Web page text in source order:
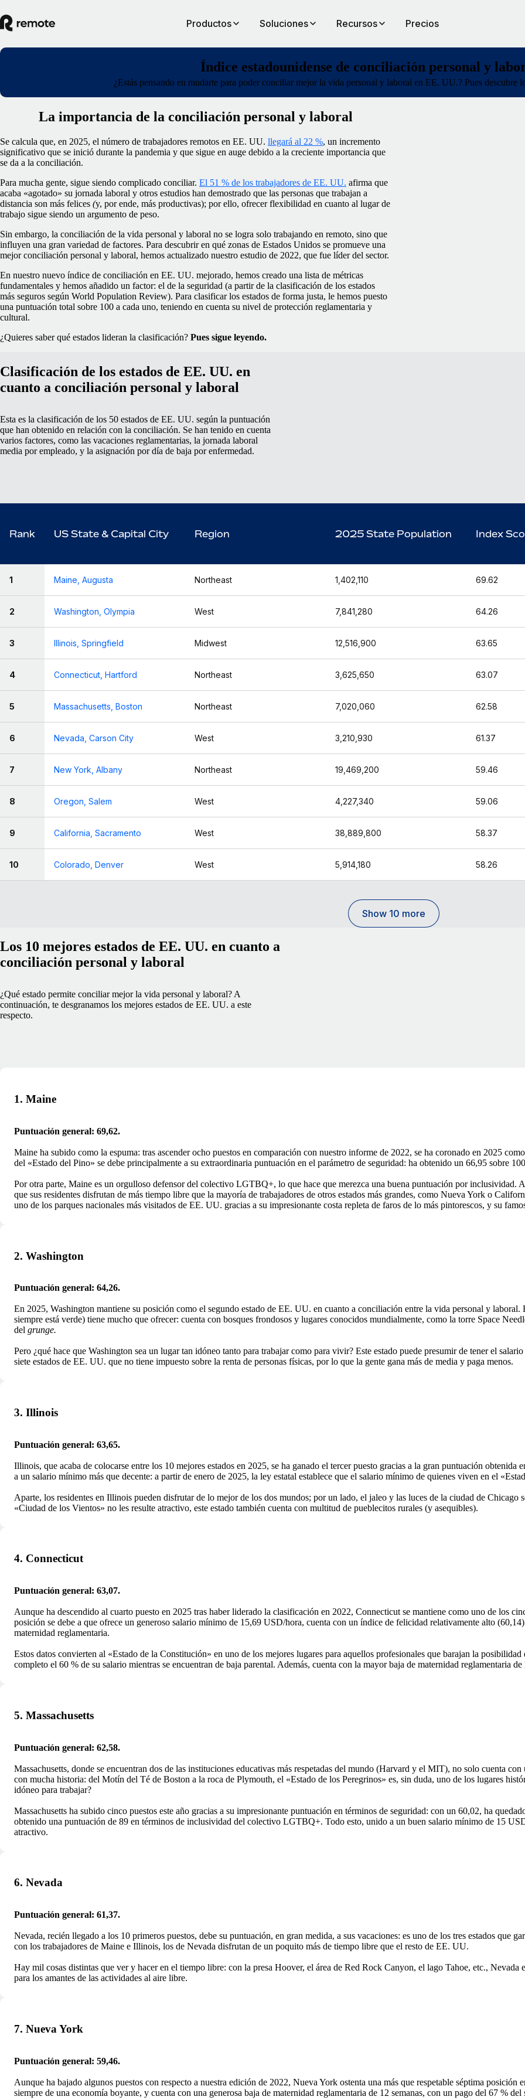
Productos Soluciones Recursos Precios
Índice estadounidense de conciliación personal y
¿Estás pensando en mudarte para poder conciliar mejor la vida personal y laboral en EE. UU.? Pues descubre
La importancia de la conciliación personal y laboral
Se calcula que, en 2025, el número de trabajadores remotos en EE. UU. llegará al 22 %, un incremento
significativo que se inició durante la pandemia y que sigue en auge debido a la creciente importancia que
se da a la conciliación.
Para mucha gente, sigue siendo complicado conciliar. El 51 % de los trabajadores de EE. UU. afirma que
acaba «agotado» su jornada laboral y otros estudios han demostrado que las personas que trabajan a
distancia son más felices (y, por ende, más productivas); por ello, ofrecer flexibilidad en cuanto al lugar de
trabajo sigue siendo un argumento de peso.
Sin embargo, la conciliación de la vida personal y laboral no se logra solo trabajando en remoto, sino que
influyen una gran variedad de factores. Para descubrir en qué zonas de Estados Unidos se promueve una
mejor conciliación personal y laboral, hemos actualizado nuestro estudio de 2022, que fue líder del sector.
En nuestro nuevo índice de conciliación en EE. UU. mejorado, hemos creado una lista de métricas
fundamentales y hemos añadido un factor: el de la seguridad (a partir de la clasificación de los estados
más seguros según World Population Review). Para clasificar los estados de forma justa, le hemos puesto
una puntuación total sobre 100 a cada uno, teniendo en cuenta su nivel de protección reglamentaria y
cultural.
¿Quieres saber qué estados lideran la clasificación? Pues sigue leyendo.
Clasificación de los estados de EE. UU. en
cuanto a conciliación personal y laboral
Esta es la clasificación de los 50 estados de EE. UU. según la puntuación
que han obtenido en relación con la conciliación. Se han tenido en cuenta
varios factores, como las vacaciones reglamentarias, la jornada laboral
media por empleado, y la asignación por día de baja por enfermedad.
Rank US State & Capital City Region 2025 State Population Index
1 Maine, Augusta Northeast 1,402,110 69.62
2 Washington, Olympia West 7,841,280 64.26
3 Illinois, Springfield Midwest 12,516,900 63.65
4 Connecticut, Hartford Northeast 3,625,650 63.07
5 Massachusetts, Boston Northeast 7,020,060 62.58
6 Nevada, Carson City West 3,210,930 61.37
7 New York, Albany Northeast 19,469,200 59.46
8 Oregon, Salem West 4,227,340 59.06
9 California, Sacramento West 38,889,800 58.37
10 Colorado, Denver West 5,914,180 58.26
Show 10 more
Los 10 mejores estados de EE. UU. en cuanto a
conciliación personal y laboral
¿Qué estado permite conciliar mejor la vida personal y laboral? A
continuación, te desgranamos los mejores estados de EE. UU. a este
respecto.
1. Maine
Puntuación general: 69,62.
Maine ha subido como la espuma: tras ascender ocho puestos en comparación con nuestro informe de 2022, se ha coronado en 2025
del «Estado del Pino» se debe principalmente a su extraordinaria puntuación en el parámetro de seguridad: ha obtenido un 66,95 sobre
Por otra parte, Maine es un orgulloso defensor del colectivo LGTBQ+, lo que hace que merezca una buena puntuación por inclusividad.
que sus residentes disfrutan de más tiempo libre que la mayoría de trabajadores de otros estados más grandes, como Nueva York o
uno de los parques nacionales más visitados de EE. UU. gracias a su impresionante costa repleta de faros de lo más pintorescos, y su
2. Washington
Puntuación general: 64,26.
En 2025, Washington mantiene su posición como el segundo estado de EE. UU. en cuanto a conciliación entre la vida personal y
siempre está verde) tiene mucho que ofrecer: cuenta con bosques frondosos y lugares conocidos mundialmente, como la torre Space
del grunge.
Pero ¿qué hace que Washington sea un lugar tan idóneo tanto para trabajar como para vivir? Este estado puede presumir de tener el
siete estados de EE. UU. que no tiene impuesto sobre la renta de personas físicas, por lo que la gente gana más de media y paga menos.
3. Illinois
Puntuación general: 63,65.
Illinois, que acaba de colocarse entre los 10 mejores estados en 2025, se ha ganado el tercer puesto gracias a la gran puntuación
a un salario mínimo más que decente: a partir de enero de 2025, la ley estatal establece que el salario mínimo de quienes viven en el
Aparte, los residentes en Illinois pueden disfrutar de lo mejor de los dos mundos; por un lado, el jaleo y las luces de la ciudad de Chicago
«Ciudad de los Vientos» no les resulte atractivo, este estado también cuenta con multitud de pueblecitos rurales (y asequibles).
4. Connecticut
Puntuación general: 63,07.
Aunque ha descendido al cuarto puesto en 2025 tras haber liderado la clasificación en 2022, Connecticut se mantiene como uno de los
posición se debe a que ofrece un generoso salario mínimo de 15,69 USD/hora, cuenta con un índice de felicidad relativamente alto
maternidad reglamentaria.
Estos datos convierten al «Estado de la Constitución» en uno de los mejores lugares para aquellos profesionales que barajan la
completo el 60 % de su salario mientras se encuentran de baja parental. Además, cuenta con la mayor baja de maternidad reglamentaria
5. Massachusetts
Puntuación general: 62,58.
Massachusetts, donde se encuentran dos de las instituciones educativas más respetadas del mundo (Harvard y el MIT), no solo cuenta
con mucha historia: del Motín del Té de Boston a la roca de Plymouth, el «Estado de los Peregrinos» es, sin duda, uno de los lugares
idóneo para trabajar?
Massachusetts ha subido cinco puestos este año gracias a su impresionante puntuación en términos de seguridad: con un 60,02, ha
obtenido una puntuación de 89 en términos de inclusividad del colectivo LGTBQ+. Todo esto, unido a un buen salario mínimo de 15
atractivo.
6. Nevada
Puntuación general: 61,37.
Nevada, recién llegado a los 10 primeros puestos, debe su puntuación, en gran medida, a sus vacaciones: es uno de los tres estados que
con los trabajadores de Maine e Illinois, los de Nevada disfrutan de un poquito más de tiempo libre que el resto de EE. UU.
Hay mil cosas distintas que ver y hacer en el tiempo libre: con la presa Hoover, el área de Red Rock Canyon, el lago Tahoe, etc., Nevada
para los amantes de las actividades al aire libre.
7. Nueva York
Puntuación general: 59,46.
Aunque ha bajado algunos puestos con respecto a nuestra edición de 2022, Nueva York ostenta una más que respetable séptima posición
siempre de una economía boyante, y cuenta con una generosa baja de maternidad reglamentaria de 12 semanas, con un pago del 67 %